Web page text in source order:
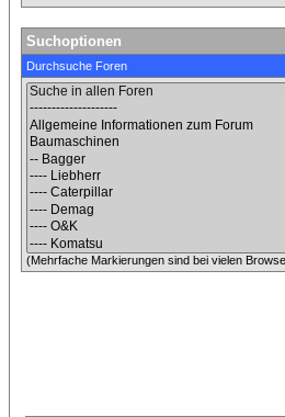
Suchoptionen
Durchsuche Foren
(Mehrfache Markierungen sind bei vielen